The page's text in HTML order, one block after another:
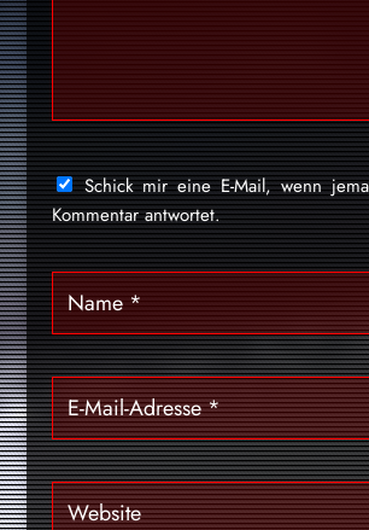
Schick mir eine E-Mail, wenn
Kommentar antwortet.